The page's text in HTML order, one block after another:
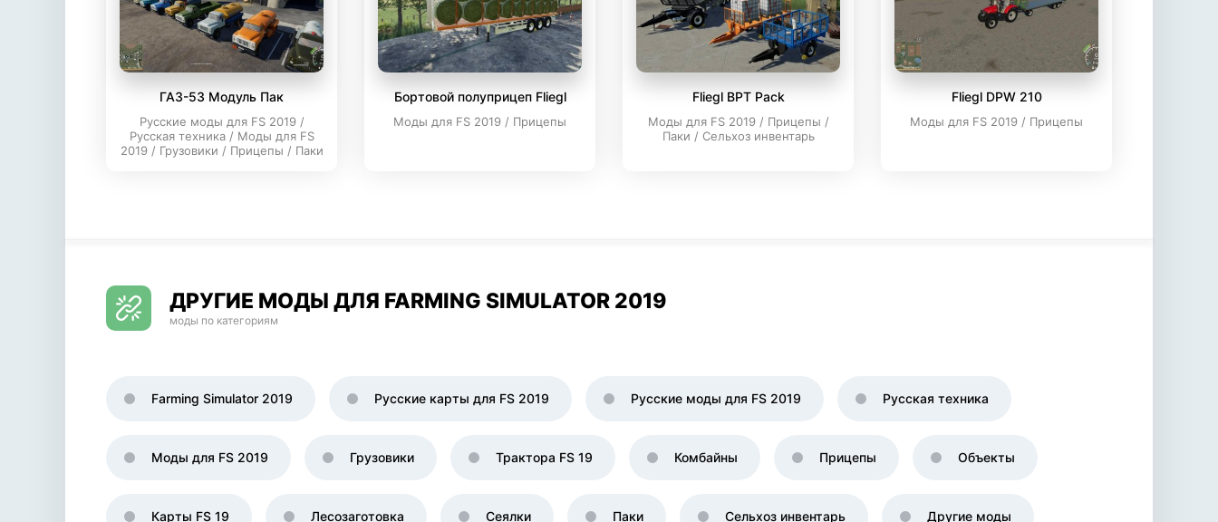
ГАЗ-53 Модуль Пак
Русские моды для FS 2019 /
Русская техника / Моды для FS
2019 / Грузовики / Прицепы / Паки
Бортовой полуприцеп Fliegl
Моды для FS 2019 / Прицепы
Fliegl BPT Pack
Моды для FS 2019 / Прицепы /
Паки / Сельхоз инвентарь
Fliegl DPW 210
Моды для FS 2019 / Прицепы
ДРУГИЕ МОДЫ ДЛЯ FARMING SIMULATOR 2019
моды по категориям
Farming Simulator 2019 Русские карты для FS 2019 Русские моды для FS 2019 Русская техника
Моды для FS 2019 Грузовики Трактора FS 19 Комбайны Прицепы Объекты
Карты FS 19 Лесозаготовка Сеялки Паки Сельхоз инвентарь Другие моды